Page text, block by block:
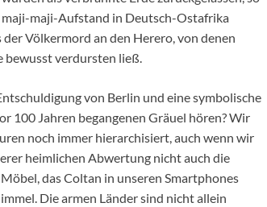
maji-maji-Aufstand in Deutsch-Ostafrika
Völkermord an den Herero, von denen
bewusst verdursten ließ.
von Berlin und eine symbolische
100 Jahren begangenen Gräuel hören? Wir
noch immer hierarchisiert, auch wenn wir
heimlichen Abwertung nicht auch die
das Coltan in unseren Smartphones
Die armen Länder sind nicht allein